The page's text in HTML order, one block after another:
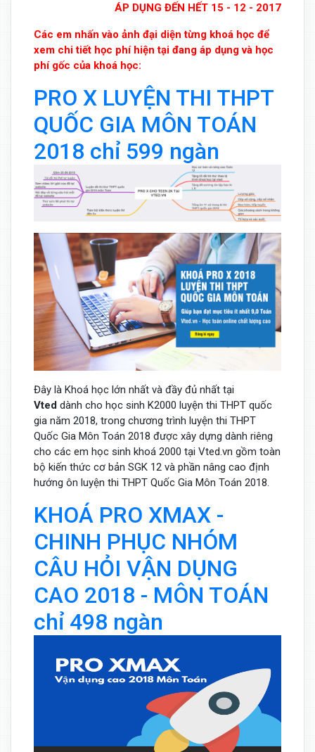
ÁP DỤNG ĐẾN HẾT 15 - 12 - 2017
Các em nhấn vào ảnh đại diện từng khoá học để
xem chi tiết học phí hiện tại đang áp dụng và học
phí gốc của khoá học:
PRO X LUYỆN THI THPT
QUỐC GIA MÔN TOÁN
2018 chỉ 599 ngàn
Đây là Khoá học lớn nhất và đầy đủ nhất tại
Vted dành cho học sinh K2000 luyện thi THPT quốc
gia năm 2018, trong chương trình luyện thi THPT
Quốc Gia Môn Toán 2018 được xây dựng dành riêng
cho các em học sinh khoá 2000 tại Vted.vn gồm toàn
bộ kiến thức cơ bản SGK 12 và phần nâng cao định
hướng ôn luyện thi THPT Quốc Gia Môn Toán 2018.
KHOÁ PRO XMAX -
CHINH PHỤC NHÓM
CÂU HỎI VẬN DỤNG
CAO 2018 - MÔN TOÁN
chỉ 498 ngàn